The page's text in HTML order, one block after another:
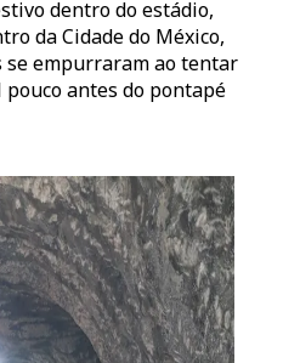
dentro do estádio,
da Cidade do México,
empurraram ao tentar
antes do pontapé